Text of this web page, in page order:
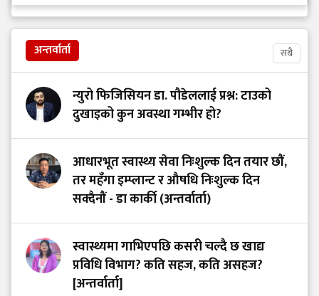
अन्तर्वार्ता सबै
न्युरो फिजिसियन डा. पौडेललाई प्रश्न: टाउको
दुखाइको कुन अवस्था गम्भीर हो?
आधारभूत स्वास्थ्य सेवा निःशुल्क दिन तयार छौं,
तर महँगा इम्प्लान्ट र औषधि निःशुल्क दिन
सक्दैनौं - डा कार्की (अन्तर्वार्ता)
स्वास्थ्यमा गाभिएपछि कसरी चल्दै छ खाद्य
प्रविधि विभाग? कति सहज, कति असहज?
[अन्तर्वार्ता]